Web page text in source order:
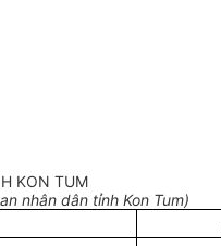
KON TUM
nhân dân tỉnh Kon Tum)